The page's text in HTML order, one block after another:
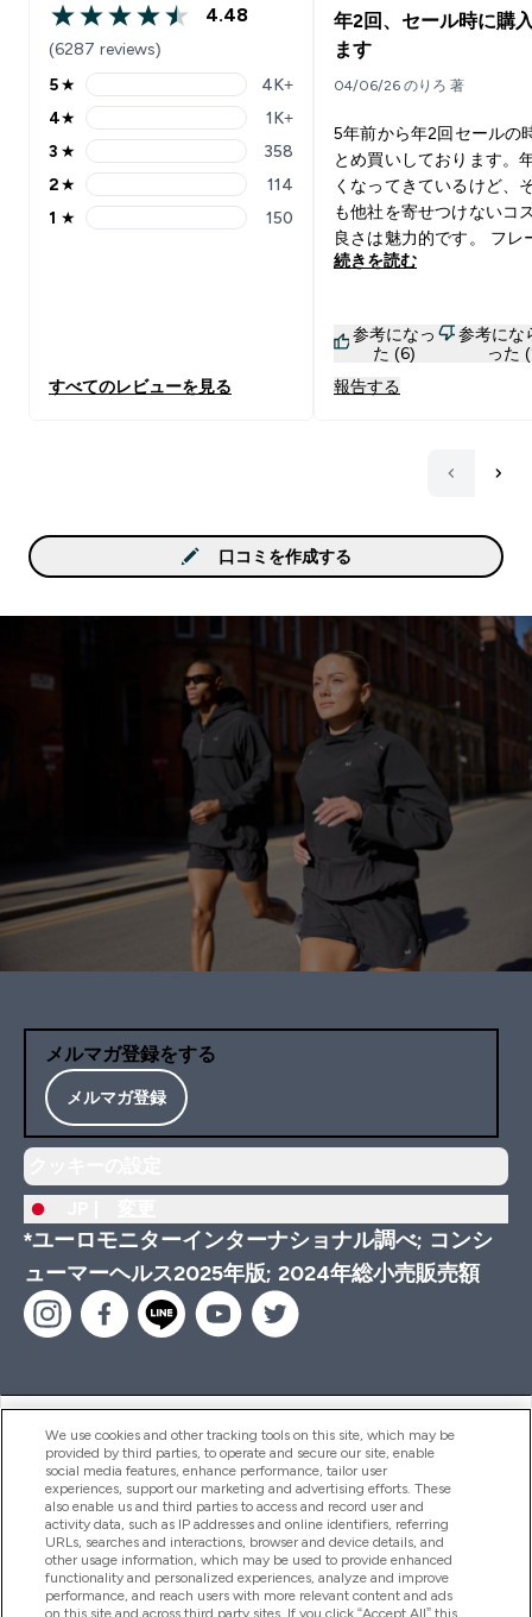
4.48 out of 5 stars
4.48
(6287 reviews)
5 stars rating 4069 reviews
5★ 4K+
4 stars rating 1596 reviews
4★ 1K+
3 stars rating 358 reviews
3 ★ 358
2 stars rating 114 reviews
2★ 114
1 stars rating 150 reviews
1 ★ 150
すべてのレビューを見る
年2回、セール時に購
ます
04/06/26 のりろ 著
5年前から年2回セールの
とめ買いしております。
くなってきているけど、
も他社を寄せつけないコ
良さは魅力的です。 フレ
は色々試してきましたが
それと期間限定フレーバ
試して毎回1kgほど購入
ます。 今回(2026/5)の限
めの甘さがあるミックス
す。私は甘党じゃないの
美味しく飲めましたので
続きを読む
参考になっ
た (6)
参考にな
った
報告する
口コミを作成する
メルマガ登録をする
メルマガ登録
*ユーロモニターインターナショナル調べ; コンシ
ューマーヘルス2025年版; 2024年総小売販売額
ヘルプ＆ガイド
商品について
会社概要
We use cookies and other tracking tools on this site, which may be
provided by third parties, to operate and secure our site, enable
social media features, enhance performance, tailor user
experiences, support our marketing and advertising efforts. These
also enable us and third parties to access and record user and
activity data, such as IP addresses and online identifiers, referring
URLs, searches and interactions, browser and device details, and
other usage information, which may be used to provide enhanced
functionality and personalized experiences, analyze and improve
performance, and reach users with more relevant content and ads
on this site and across third party sites. If you click “Accept All” this